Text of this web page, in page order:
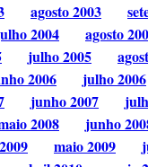
agosto 2003
2004 agosto
julho 2005
2006 julho 2006
junho 2007
2008 junho
maio 2009